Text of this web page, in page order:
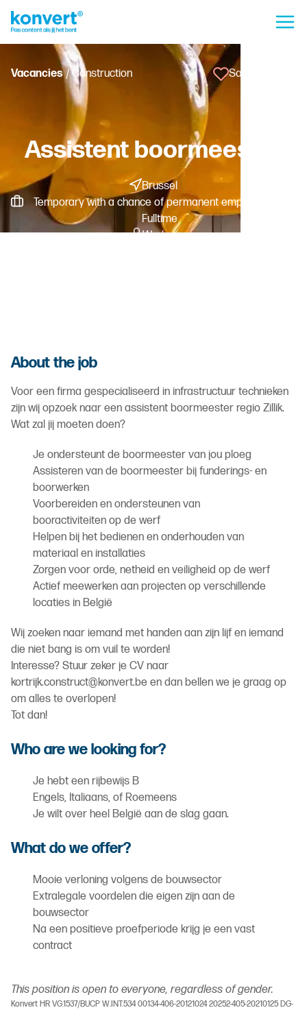
Vacancies/ Construction Save vacancy
Assistent boormeester
Brussel
Temporary with a chance of permanent employment -
Fulltime
Worker
About the job
Voor een firma gespecialiseerd in infrastructuur technieken
zijn wij opzoek naar een assistent boormeester regio Zillik.
Wat zal jij moeten doen?
Je ondersteunt de boormeester van jou ploeg
Assisteren van de boormeester bij funderings- en
boorwerken
Voorbereiden en ondersteunen van
booractiviteiten op de werf
Helpen bij het bedienen en onderhouden van
materiaal en installaties
Zorgen voor orde, netheid en veiligheid op de werf
Actief meewerken aan projecten op verschillende
locaties in België
Wij zoeken naar iemand met handen aan zijn lijf en iemand
die niet bang is om vuil te worden!
Interesse? Stuur zeker je CV naar
kortrijk.construct@konvert.be en dan bellen we je graag op
om alles te overlopen!
Tot dan!
Who are we looking for?
Je hebt een rijbewijs B
Engels, Italiaans, of Roemeens
Je wilt over heel België aan de slag gaan.
What do we offer?
Mooie verloning volgens de bouwsector
Extralegale voordelen die eigen zijn aan de
bouwsector
Na een positieve proefperiode krijg je een vast
contract
This position is open to everyone, regardless of gender.
Konvert HR VG.1537/BUCP W.INT.534 00134-406-20121024 20252-405-20210125 DG-